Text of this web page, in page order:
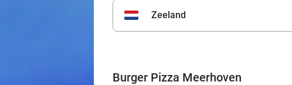
Zeeland
Burger Pizza Meerhoven